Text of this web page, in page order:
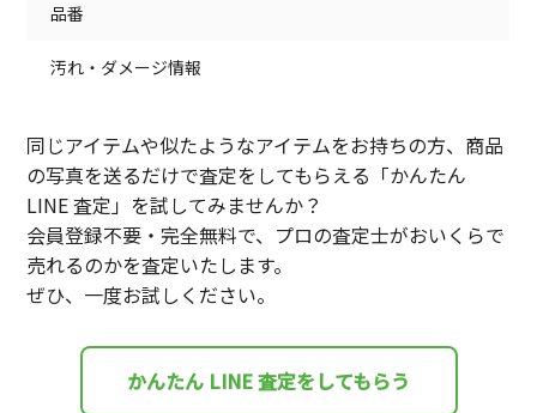
品番
汚れ・ダメージ情報
同じアイテムや似たようなアイテムをお持ちの方、商品
の写真を送るだけで査定をしてもらえる「かんたん
LINE 査定」を試してみませんか？
会員登録不要・完全無料で、プロの査定士がおいくらで
売れるのかを査定いたします。
ぜひ、一度お試しください。
かんたん LINE 査定をしてもらう